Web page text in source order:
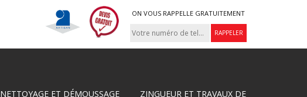
ON VOUS RAPPELLE GRATUITEMENT
NETTOYAGE ET DÉMOUSSAGE
ZINGUEUR ET TRAVAUX DE